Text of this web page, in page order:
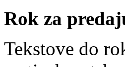
Rok za
Tekstove do